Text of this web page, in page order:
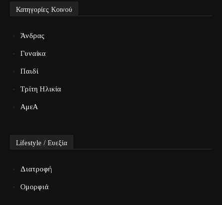
Κατηγορίες Κοινού
Άνδρας
Γυναίκα
Παιδί
Τρίτη Ηλικία
ΑμεΑ
Lifestyle / Ευεξία
Διατροφή
Ομορφιά